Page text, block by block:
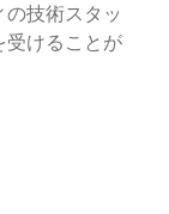
技術スタッ
受けることが